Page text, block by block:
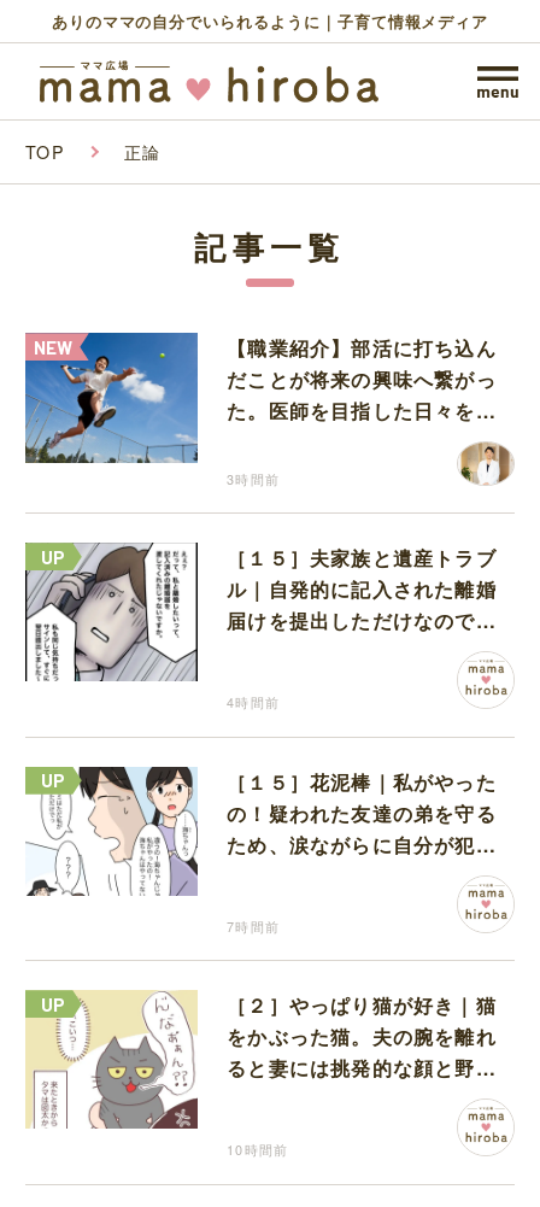
ありのママの自分でいられるように｜子育て情報メディア
TOP 正論
記事一覧
【職業紹介】部活に打ち込ん
だことが将来の興味へ繋がっ
た。医師を目指した日々を振
3時間前
［１５］夫家族と遺産トラブ
ル｜自発的に記入された離婚
届けを提出しただけなので、
4時間前
［１５］花泥棒｜私がやった
の！疑われた友達の弟を守る
ため、涙ながらに自分が犯人
7時間前
［２］やっぱり猫が好き｜猫
をかぶった猫。夫の腕を離れ
ると妻には挑発的な顔と野太
10時間前